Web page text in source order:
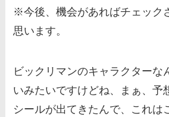
※今後、機会があればチェック
思います。
ビックリマンのキャラクターな
いみたいですけどね、まぁ、予
シールが出てきたんで、これは